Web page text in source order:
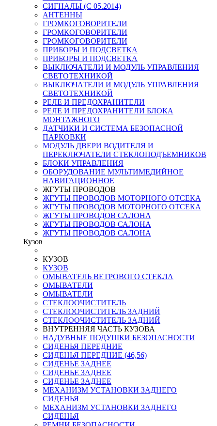
СИГНАЛЫ (С 05.2014)
АНТЕННЫ
ГРОМКОГОВОРИТЕЛИ
ГРОМКОГОВОРИТЕЛИ
ГРОМКОГОВОРИТЕЛИ
ПРИБОРЫ И ПОДСВЕТКА
ПРИБОРЫ И ПОДСВЕТКА
ВЫКЛЮЧАТЕЛИ И МОДУЛЬ УПРАВЛЕНИЯ
СВЕТОТЕХНИКОЙ
ВЫКЛЮЧАТЕЛИ И МОДУЛЬ УПРАВЛЕНИЯ
СВЕТОТЕХНИКОЙ
РЕЛЕ И ПРЕДОХРАНИТЕЛИ
РЕЛЕ И ПРЕДОХРАНИТЕЛИ БЛОКА
МОНТАЖНОГО
ДАТЧИКИ И СИСТЕМА БЕЗОПАСНОЙ
ПАРКОВКИ
МОДУЛЬ ДВЕРИ ВОДИТЕЛЯ И
ПЕРЕКЛЮЧАТЕЛИ СТЕКЛОПОДЪЕМНИКОВ
БЛОКИ УПРАВЛЕНИЯ
ОБОРУДОВАНИЕ МУЛЬТИМЕДИЙНОЕ
НАВИГАЦИОННОЕ
ЖГУТЫ ПРОВОДОВ
ЖГУТЫ ПРОВОДОВ МОТОРНОГО ОТСЕКА
ЖГУТЫ ПРОВОДОВ МОТОРНОГО ОТСЕКА
ЖГУТЫ ПРОВОДОВ САЛОНА
ЖГУТЫ ПРОВОДОВ САЛОНА
ЖГУТЫ ПРОВОДОВ САЛОНА
Кузов
КУЗОВ
КУЗОВ
ОМЫВАТЕЛЬ ВЕТРОВОГО СТЕКЛА
ОМЫВАТЕЛИ
ОМЫВАТЕЛИ
СТЕКЛООЧИСТИТЕЛЬ
СТЕКЛООЧИСТИТЕЛЬ ЗАДНИЙ
СТЕКЛООЧИСТИТЕЛЬ ЗАДНИЙ
ВНУТРЕННЯЯ ЧАСТЬ КУЗОВА
НАДУВНЫЕ ПОДУШКИ БЕЗОПАСНОСТИ
СИДЕНЬЯ ПЕРЕДНИЕ
СИДЕНЬЯ ПЕРЕДНИЕ (46,56)
СИДЕНЬЕ ЗАДНЕЕ
СИДЕНЬЕ ЗАДНЕЕ
СИДЕНЬЕ ЗАДНЕЕ
МЕХАНИЗМ УСТАНОВКИ ЗАДНЕГО
СИДЕНЬЯ
МЕХАНИЗМ УСТАНОВКИ ЗАДНЕГО
СИДЕНЬЯ